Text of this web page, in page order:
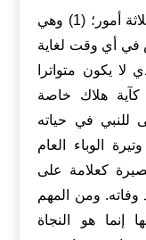
وبفهم ما سبق، لا بد من التمييز بين ثلاثة أمور؛ (1) وهي
في أي وقت لغاية
لا يكون متواترا
ما (2) والوباء كآية هلاك خاصة
للنبي في حياته
(3) وزيادة وتيرة الوباء العام
كعلامة على
وفاته. ومن المهم
إنما هو النجاة